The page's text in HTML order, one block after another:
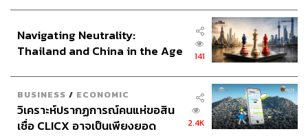
Navigating Neutrality:
Thailand and China in the Age
141
BUSINESS / ECONOMIC
วิเคราะห์ปรากฏการณ์คนแห่ขอสิน
เชื่อ CLICX อาจเป็นเพียงยอด
2.4K